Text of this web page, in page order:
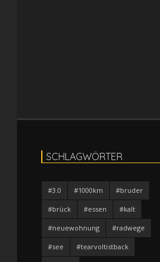
SCHLAGWÖRTER
#3.0 #1000km #bruder
#brück #essen #kalt
#neuewohnung #radwege
#see #tearvoltistback